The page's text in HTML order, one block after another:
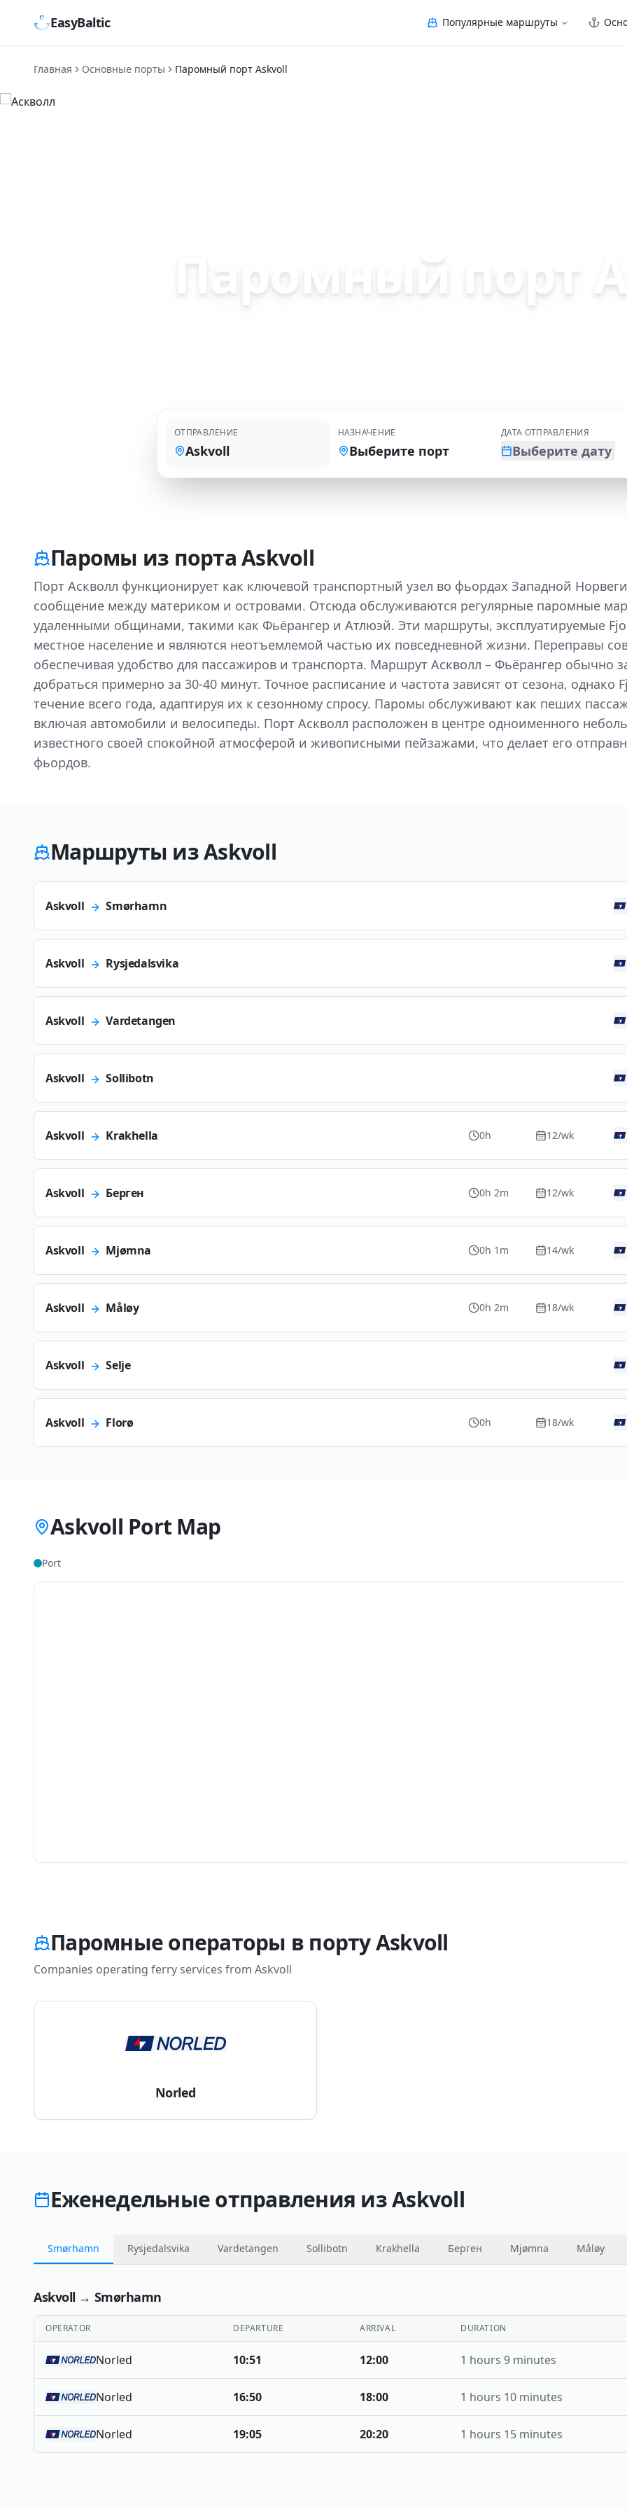
EasyBaltic Популярные маршруты
Главная Основные порты Паромный порт Askvoll
Паромный порт
ОТПРАВЛЕНИЕ
Askvoll
НАЗНАЧЕНИЕ
Выберите порт
ДАТА ОТПРАВЛЕНИЯ
Выберите дату
Паромы из порта Askvoll
Порт Аскволл функционирует как ключевой транспортный узел во фьордах Западной
сообщение между материком и островами. Отсюда обслуживаются регулярные паромные
удаленными общинами, такими как Фьёрангер и Атлюэй. Эти маршруты, эксплуатируемые
местное население и являются неотъемлемой частью их повседневной жизни. Переправы
обеспечивая удобство для пассажиров и транспорта. Маршрут Аскволл – Фьёрангер обычно
добраться примерно за 30-40 минут. Точное расписание и частота зависят от сезона,
течение всего года, адаптируя их к сезонному спросу. Паромы обслуживают как пеших
включая автомобили и велосипеды. Порт Аскволл расположен в центре одноименного
известного своей спокойной атмосферой и живописными пейзажами, что делает его
фьордов.
Маршруты из Askvoll
Askvoll Smørhamn
Askvoll Rysjedalsvika
Askvoll Vardetangen
Askvoll Sollibotn
Askvoll Krakhella 0h 12/wk
Askvoll Берген 0h 2m 12/wk
Askvoll Mjømna 0h 1m 14/wk
Askvoll Måløy 0h 2m 18/wk
Askvoll Selje
Askvoll Florø 0h 18/wk
Askvoll Port Map
Port
Паромные операторы в порту Askvoll
Companies operating ferry services from Askvoll
Norled
Еженедельные отправления из Askvoll
Smørhamn Rysjedalsvika Vardetangen Sollibotn Krakhella Берген Mjømna Måløy
Askvoll → Smørhamn
OPERATOR DEPARTURE ARRIVAL DURATION
Norled 10:51 12:00 1 hours 9 minutes
Norled 16:50 18:00 1 hours 10 minutes
Norled 19:05 20:20 1 hours 15 minutes